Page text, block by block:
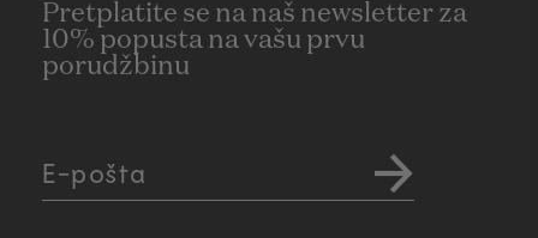
Pretplatite se na naš newsletter za
10% popusta na vašu prvu
porudžbinu
E-pošta